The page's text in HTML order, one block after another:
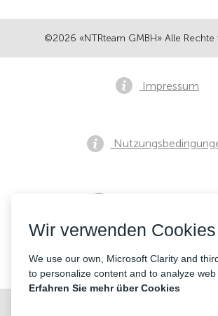
©2026 «NTRteam GMBH» Alle Rechte
Impressum
Kontakte
Wir verwenden Cookies
We use our own, Microsoft Clarity and
to personalize content and to analyze web
Erfahren Sie mehr über Cookies